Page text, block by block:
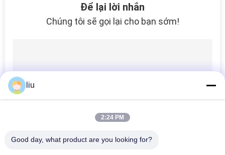
Để lại lời nhắn
Chúng tôi sẽ gọi lại cho bạn sớm!
liu
2:24 PM
Good day, what product are you looking for?